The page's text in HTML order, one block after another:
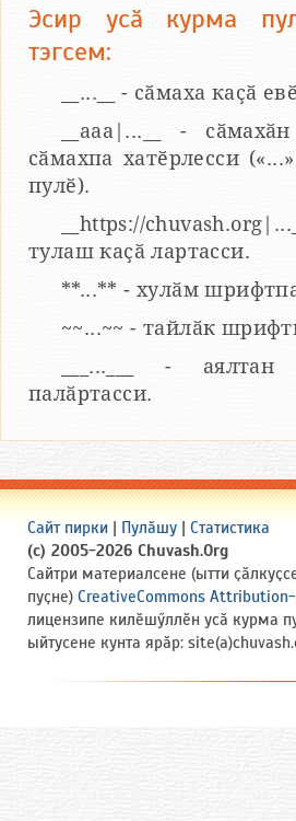
Эсир усӑ курма
тэгсем:
__...__ - сӑмаха каҫӑ
__aaa|...__ -
сӑмахпа хатӗрлесси
пулӗ).
__https://
тулаш каҫӑ лартасси.
**...** - хулӑм
~~...~~ - тайлӑк
___...___ -
палӑртасси.
Сайт пирки | Пулӑшу | Статистика
(c) 2005-2026 Chuvash.Org
Сайтри материалсене (ытти
пуҫне) CreativeCommons
лицензипе килӗшӳллӗн усӑ курма
ыйтусене кунта ярӑр: